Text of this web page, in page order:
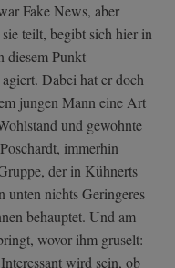
Fake News, aber
teilt, begibt sich hier in
diesem Punkt
Dabei hat er doch
jungen Mann eine Art
und gewohnte
immerhin
der in Kühnerts
unten nichts Geringeres
behauptet. Und am
wovor ihm gruselt:
wird sein, ob